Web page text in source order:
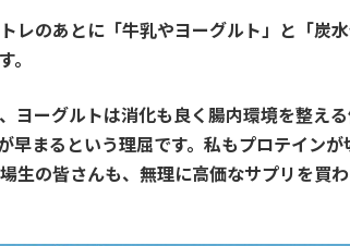
レのあとに「牛乳やヨーグルト」と「炭
。
ーグルトは消化も良く腸内環境を整え
まるという理屈です。私もプロテイン
生の皆さんも、無理に高価なサプリを買